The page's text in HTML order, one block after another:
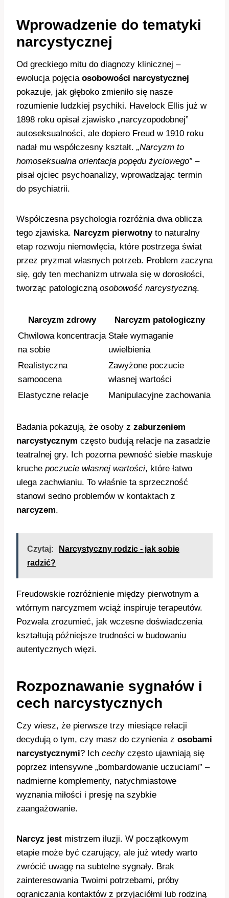
Wprowadzenie do tematyki
narcystycznej
Od greckiego mitu do diagnozy klinicznej –
ewolucja pojęcia osobowości narcystycznej
pokazuje, jak głęboko zmieniło się nasze
rozumienie ludzkiej psychiki. Havelock Ellis już w
1898 roku opisał zjawisko „narcyzopodobnej”
autoseksualności, ale dopiero Freud w 1910 roku
nadał mu współczesny kształt. „Narcyzm to
homoseksualna orientacja popędu życiowego”–
pisał ojciec psychoanalizy, wprowadzając termin
do psychiatrii.
Współczesna psychologia rozróżnia dwa oblicza
tego zjawiska. Narcyzm pierwotnyto naturalny
etap rozwoju niemowlęcia, które postrzega świat
przez pryzmat własnych potrzeb. Problem zaczyna
się, gdy ten mechanizm utrwala się w dorosłości,
tworząc patologiczną osobowość narcystyczną.
Narcyzm zdrowy
Narcyzm patologiczny
Chwilowa koncentracja
na sobie
Stałe wymaganie
uwielbienia
Realistyczna
samoocena
Zawyżone poczucie
własnej wartości
Elastyczne relacje
Manipulacyjne zachowania
Badania pokazują, że osoby z zaburzeniem
narcystycznym często budują relacje na zasadzie
teatralnej gry. Ich pozorna pewność siebie maskuje
kruche poczucie własnej wartości, które łatwo
ulega zachwianiu. To właśnie ta sprzeczność
stanowi sedno problemów w kontaktach z
narcyzem.
Czytaj:
Narcystyczny rodzic - jak sobie
radzić?
Freudowskie rozróżnienie między pierwotnym a
wtórnym narcyzmem wciąż inspiruje terapeutów.
Pozwala zrozumieć, jak wczesne doświadczenia
kształtują późniejsze trudności w budowaniu
autentycznych więzi.
Rozpoznawanie sygnałów i
cech narcystycznych
Czy wiesz, że pierwsze trzy miesiące relacji
decydują o tym, czy masz do czynienia z osobami
narcystycznymi? Ich cechyczęsto ujawniają się
poprzez intensywne „bombardowanie uczuciami” –
nadmierne komplementy, natychmiastowe
wyznania miłości i presję na szybkie
zaangażowanie.
Narcyz jest mistrzem iluzji. W początkowym
etapie może być czarujący, ale już wtedy warto
zwrócić uwagę na subtelne sygnały. Brak
zainteresowania Twoimi potrzebami, próby
ograniczania kontaktów z przyjaciółmi lub rodziną